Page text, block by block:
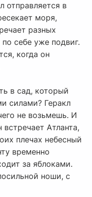
отправляется в
моря,
разных
себе уже подвиг.
когда он
в сад, который
силами? Геракл
не возьмешь. И
Атланта,
плечах небесный
временно
за яблоками.
ноши, с